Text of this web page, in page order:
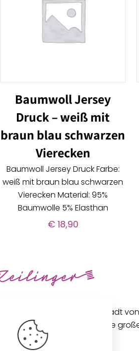
Baumwoll Jersey
Druck – weiß mit
braun blau schwarzen
Vierecken
Baumwoll Jersey Druck Farbe:
weiß mit braun blau schwarzen
Vierecken Material: 95%
Baumwolle 5% Elasthan
€18,90
Unseren Betrieb in der Innenstadt
gibt es seit 1896. Wir bieten eine
Stoffen und Zubehör an.